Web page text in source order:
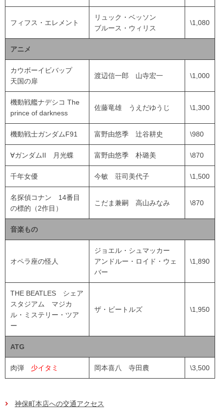
フィフス・エレメント
リュック・ベッソン
ブルース・ウィリス
\1,080
アニメ
カウボーイビバップ
天国の扉
渡辺信一郎 山寺宏一 \1,000
機動戦艦ナデシコ The
prince of darkness
佐藤竜雄 うえだゆうじ \1,300
機動戦士ガンダムF91 富野由悠季 辻谷耕史 \980
∀ガンダムII 月光蝶 富野由悠季 朴璐美 \870
千年女優 今敏 荘司美代子 \1,500
名探偵コナン 14番目
の標的（2作目）
こだま兼嗣 高山みなみ \870
音楽もの
オペラ座の怪人
ジョエル・シュマッカー
アンドルー・ロイド・ウェ
バー
\1,890
THE BEATLES シェア
スタジアム マジカ
ル・ミステリー・ツア
ー
ザ・ビートルズ \1,950
ATG
肉弾 少イタミ 岡本喜八 寺田農 \3,500
神保町本店への交通アクセス